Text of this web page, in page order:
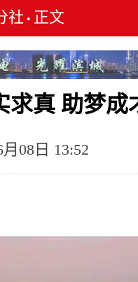
社 • 正文
求真 助梦成
08日 13:52